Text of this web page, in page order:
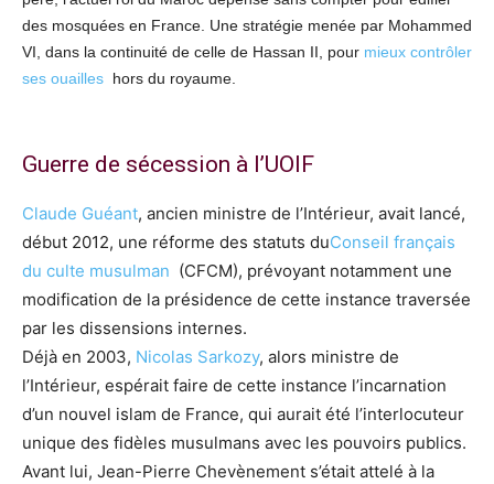
des mosquées en France. Une stratégie menée par Mohammed
VI, dans la continuité de celle de Hassan II, pour mieux contrôler
ses ouailles hors du royaume.
Guerre de sécession à l’UOIF
Claude Guéant, ancien ministre de l’Intérieur, avait lancé,
début 2012, une réforme des statuts duConseil français
du culte musulman (CFCM), prévoyant notamment une
modification de la présidence de cette instance traversée
par les dissensions internes.
Déjà en 2003, Nicolas Sarkozy, alors ministre de
l’Intérieur, espérait faire de cette instance l’incarnation
d’un nouvel islam de France, qui aurait été l’interlocuteur
unique des fidèles musulmans avec les pouvoirs publics.
Avant lui, Jean-Pierre Chevènement s’était attelé à la